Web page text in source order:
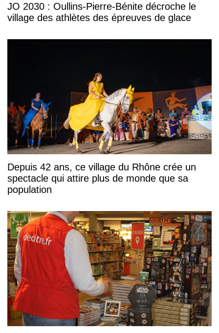
JO 2030 : Oullins-Pierre-Bénite décroche le
village des athlètes des épreuves de glace
Depuis 42 ans, ce village du Rhône crée un
spectacle qui attire plus de monde que sa
population